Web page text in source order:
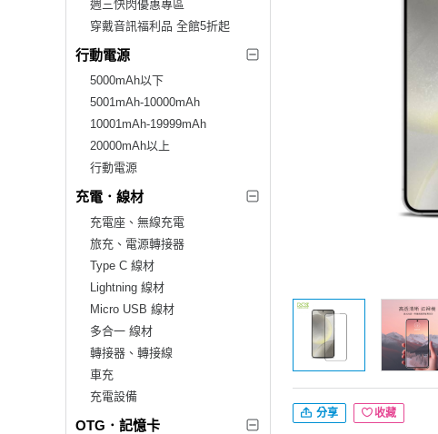
週三快閃優惠專區
穿戴音訊福利品 全館5折起
行動電源
5000mAh以下
5001mAh-10000mAh
10001mAh-19999mAh
20000mAh以上
行動電源
充電．線材
充電座、無線充電
旅充、電源轉接器
Type C 線材
Lightning 線材
Micro USB 線材
多合一 線材
轉接器、轉接線
車充
充電設備
OTG．記憶卡
分享 收藏